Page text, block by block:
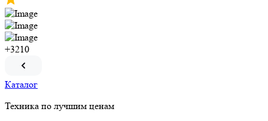
+3210
Каталог
Техника по лучшим ценам